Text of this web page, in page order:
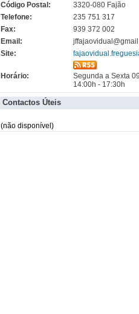
Código Postal:
3320-080 Fajão
Telefone:
235 751 317
Fax:
939 372 002
Email:
Site:
Horário:
Segunda a Sexta
14:00h - 17:30h
Contactos Úteis
(não disponível)